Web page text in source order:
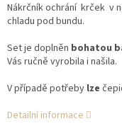
Nákrčník ochrání krček v
chladu pod bundu.
Set je doplněn bohatou
Vás ručně vyrobila i našila.
V případě potřeby lze
Detailní informace